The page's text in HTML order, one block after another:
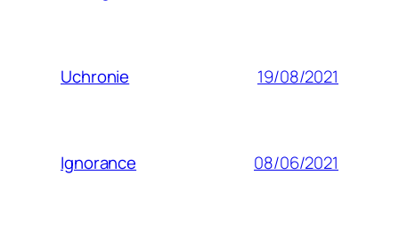
Uchronie 19/08/2021
Ignorance 08/06/2021